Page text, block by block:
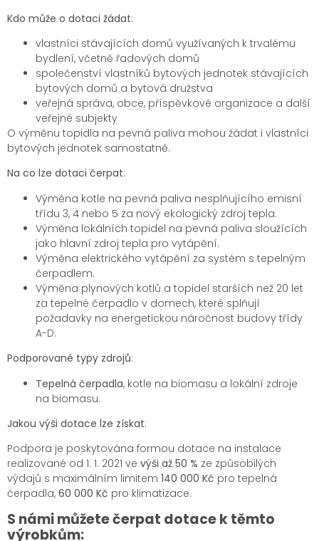
Kdo může o dotaci žádat:
vlastníci stávajících domů využívaných k trvalému
bydlení, včetně řadových domů
společenství vlastníků bytových jednotek stávajících
bytových domů a bytová družstva
veřejná správa, obce, příspěvkové organizace a další
veřejné subjekty
O výměnu topidla na pevná paliva mohou žádat i vlastníci
bytových jednotek samostatně.
Na co lze dotaci čerpat:
Výměna kotle na pevná paliva nesplňujícího emisní
třídu 3, 4 nebo 5 za nový ekologický zdroj tepla.
Výměna lokálních topidel na pevná paliva sloužících
jako hlavní zdroj tepla pro vytápění.
Výměna elektrického vytápění za systém s tepelným
čerpadlem.
Výměna plynových kotlů a topidel starších než 20 let
za tepelné čerpadlo v domech, které splňují
požadavky na energetickou náročnost budovy třídy
A-D.
Podporované typy zdrojů:
Tepelná čerpadla, kotle na biomasu a lokální zdroje
na biomasu.
Jakou výši dotace lze získat:
Podpora je poskytována formou dotace na instalace
realizované od 1. 1. 2021 ve výši až 50 % ze způsobilých
výdajů s maximálním limitem 140 000 Kč pro tepelná
čerpadla, 60 000 Kč pro klimatizace.
S námi můžete čerpat dotace k těmto
výrobkům: